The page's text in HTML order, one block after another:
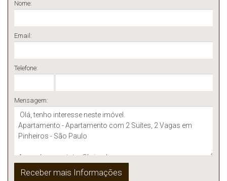
Nome:
Email:
Telefone:
Mensagem: